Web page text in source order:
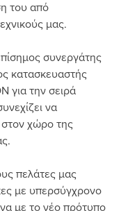
του από
μας.
συνεργάτης
κατασκευαστής
για την σειρά
να
στον χώρο της
πελάτες μας
με υπερσύγχρονο
με το νέο πρότυπο